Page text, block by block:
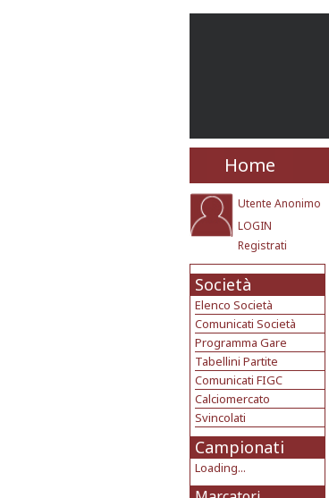
Home
Utente Anonimo
LOGIN
Registrati
Società
Elenco Società
Comunicati Società
Programma Gare
Tabellini Partite
Comunicati FIGC
Calciomercato
Svincolati
Campionati
Loading...